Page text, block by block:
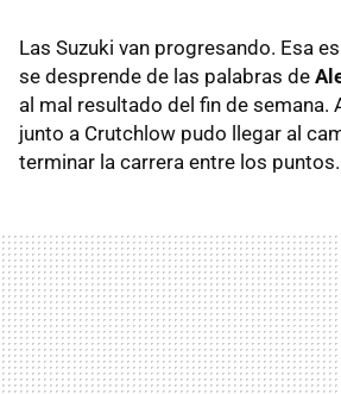
Las Suzuki van progresando. Esa
se desprende de las palabras de
al mal resultado del fin de semana.
junto a Crutchlow pudo llegar al
terminar la carrera entre los puntos.